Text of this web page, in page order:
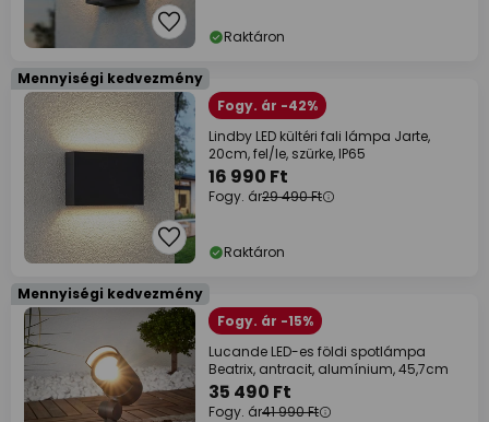
Raktáron
Mennyiségi kedvezmény
Fogy. ár -42%
Lindby LED kültéri fali lámpa Jarte,
20cm, fel/le, szürke, IP65
16 990 Ft
Fogy. ár29 490 Ft
Raktáron
Mennyiségi kedvezmény
Fogy. ár -15%
Lucande LED-es földi spotlámpa
Beatrix, antracit, alumínium, 45,7cm
35 490 Ft
Fogy. ár41 990 Ft